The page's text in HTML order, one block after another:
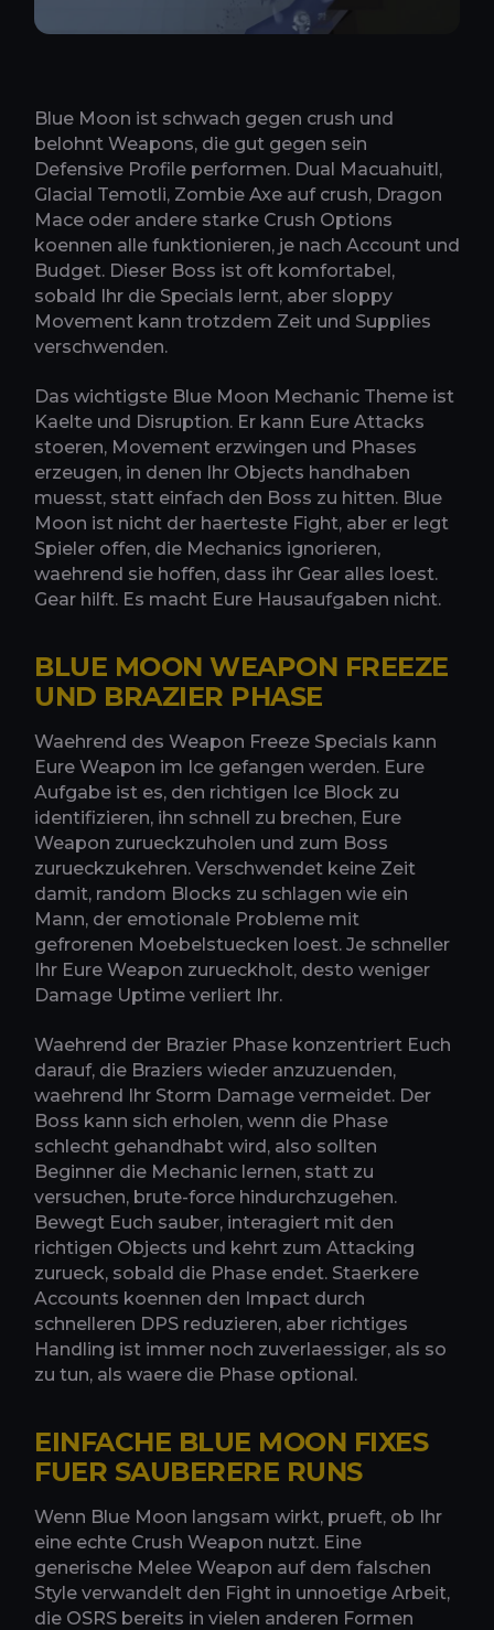
Blue Moon ist schwach gegen crush und
belohnt Weapons, die gut gegen sein
Defensive Profile performen. Dual Macuahuitl,
Glacial Temotli, Zombie Axe auf crush, Dragon
Mace oder andere starke Crush Options
koennen alle funktionieren, je nach Account und
Budget. Dieser Boss ist oft komfortabel,
sobald Ihr die Specials lernt, aber sloppy
Movement kann trotzdem Zeit und Supplies
verschwenden.
Das wichtigste Blue Moon Mechanic Theme ist
Kaelte und Disruption. Er kann Eure Attacks
stoeren, Movement erzwingen und Phases
erzeugen, in denen Ihr Objects handhaben
muesst, statt einfach den Boss zu hitten. Blue
Moon ist nicht der haerteste Fight, aber er legt
Spieler offen, die Mechanics ignorieren,
waehrend sie hoffen, dass ihr Gear alles loest.
Gear hilft. Es macht Eure Hausaufgaben nicht.
BLUE MOON WEAPON FREEZE
UND BRAZIER PHASE
Waehrend des Weapon Freeze Specials kann
Eure Weapon im Ice gefangen werden. Eure
Aufgabe ist es, den richtigen Ice Block zu
identifizieren, ihn schnell zu brechen, Eure
Weapon zurueckzuholen und zum Boss
zurueckzukehren. Verschwendet keine Zeit
damit, random Blocks zu schlagen wie ein
Mann, der emotionale Probleme mit
gefrorenen Moebelstuecken loest. Je schneller
Ihr Eure Weapon zurueckholt, desto weniger
Damage Uptime verliert Ihr.
Waehrend der Brazier Phase konzentriert Euch
darauf, die Braziers wieder anzuzuenden,
waehrend Ihr Storm Damage vermeidet. Der
Boss kann sich erholen, wenn die Phase
schlecht gehandhabt wird, also sollten
Beginner die Mechanic lernen, statt zu
versuchen, brute-force hindurchzugehen.
Bewegt Euch sauber, interagiert mit den
richtigen Objects und kehrt zum Attacking
zurueck, sobald die Phase endet. Staerkere
Accounts koennen den Impact durch
schnelleren DPS reduzieren, aber richtiges
Handling ist immer noch zuverlaessiger, als so
zu tun, als waere die Phase optional.
EINFACHE BLUE MOON FIXES
FUER SAUBERERE RUNS
Wenn Blue Moon langsam wirkt, prueft, ob Ihr
eine echte Crush Weapon nutzt. Eine
generische Melee Weapon auf dem falschen
Style verwandelt den Fight in unnoetige Arbeit,
die OSRS bereits in vielen anderen Formen